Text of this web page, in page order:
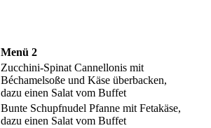
Menü 2
Zucchini-Spinat Cannellonis mit
Béchamelsoße und Käse überbacken,
dazu einen Salat vom Buffet
Bunte Schupfnudel Pfanne mit Fetakäse,
dazu einen Salat vom Buffet